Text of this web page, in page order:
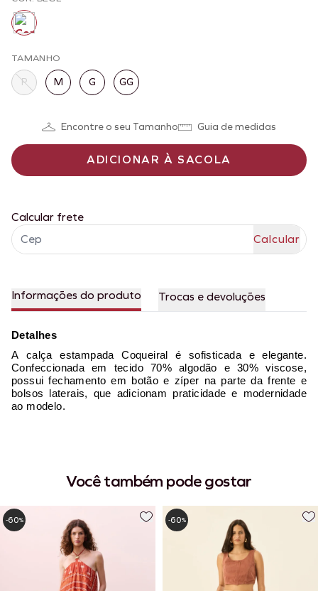
TAMANHO
P M G GG
Encontre o seu Tamanho Guia de medidas
ADICIONAR À SACOLA
Calcular frete
Informações do produto Trocas e devoluções
Detalhes
A calça estampada Coqueiral é sofisticada e elegante.
Confeccionada em tecido 70% algodão e 30% viscose,
possui fechamento em botão e zíper na parte da frente e
bolsos laterais, que adicionam praticidade e modernidade
ao modelo.
Você também pode gostar
-60% -60%